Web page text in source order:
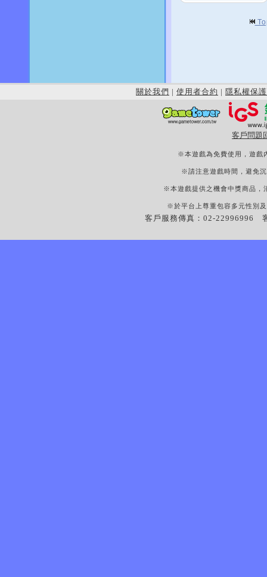
關於我們 | 使用者合約 | 隱私權保護
客戶問題
※本遊戲為免費使用，遊戲
※請注意遊戲時間，避免
※本遊戲提供之機會中獎商品，
※於平台上尊重包容多元性別
客戶服務傳真：02-22996996